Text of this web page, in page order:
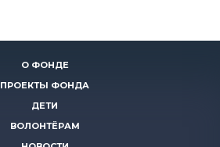
О ФОНДЕ
ПРОЕКТЫ ФОНДА
ДЕТИ
ВОЛОНТЁРАМ